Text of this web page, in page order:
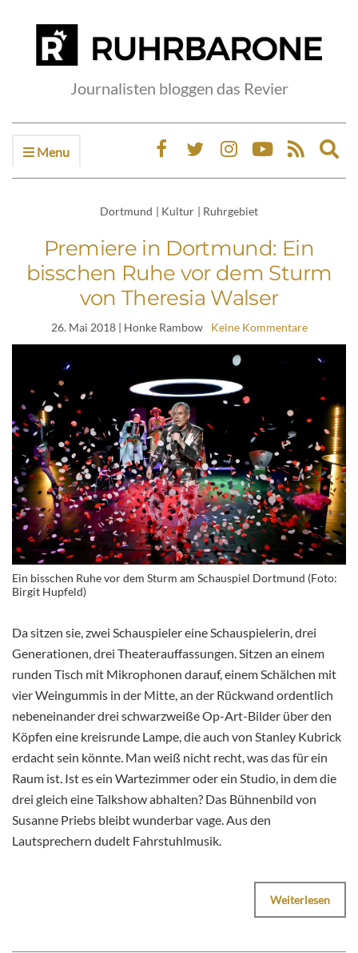
Journalisten bloggen das Revier
Menu
Dortmund | Kultur | Ruhrgebiet
Premiere in Dortmund: Ein
bisschen Ruhe vor dem Sturm
von Theresia Walser
26. Mai 2018| Honke Rambow Keine Kommentare
Ein bisschen Ruhe vor dem Sturm am Schauspiel Dortmund (Foto:
Birgit Hupfeld)
Da sitzen sie, zwei Schauspieler eine Schauspielerin, drei
Generationen, drei Theaterauffassungen. Sitzen an einem
runden Tisch mit Mikrophonen darauf, einem Schälchen mit
vier Weingummis in der Mitte, an der Rückwand ordentlich
nebeneinander drei schwarzweiße Op-Art-Bilder über den
Köpfen eine kreisrunde Lampe, die auch von Stanley Kubrick
erdacht sein könnte. Man weiß nicht recht, was das für ein
Raum ist. Ist es ein Wartezimmer oder ein Studio, in dem die
drei gleich eine Talkshow abhalten? Das Bühnenbild von
Susanne Priebs bleibt wunderbar vage. Aus den
Lautsprechern dudelt Fahrstuhlmusik.
Weiterlesen